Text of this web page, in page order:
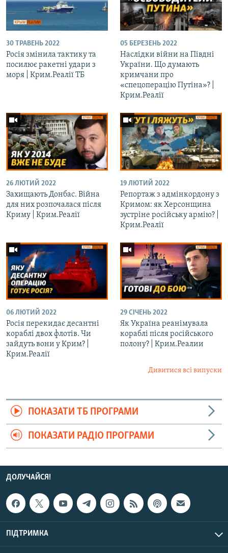
30 ТРАВЕНЬ 2022
Росія змінила тактику та
посилює ракетні удари з
моря | Крим.Реалії ТБ
05 БЕРЕЗЕНЬ 2022
Наслідки війни на Півдні
України. Що думають
кримчани про
«спецоперацію Путіна»? |
Крим.Реалії
26 ЛЮТИЙ 2022
Захищають Донбас. Війна
для них розпочалася після
Криму | Крим.Реалії
19 ЛЮТИЙ 2022
Репортаж з адмінкордону з
Кримом: як Херсонщина
зустріне російську армію? |
Крим.Реалії
06 ЛЮТИЙ 2022
Росія перекидає десантні
кораблі двох флотів. Чи
зайдуть вони у Крим? |
Крим.Реалії
29 СІЧЕНЬ 2022
Як Україна реанімувала
кораблі після російського
полону? | Крим.Реалии ​
Дивитися всі випуски
ПОКАЗАТИ ТБ ПРОГРАМИ
ПОКАЗАТИ РАДІО ПРОГРАМИ
ДОЛУЧАЙСЯ!
ПІДТРИМКА